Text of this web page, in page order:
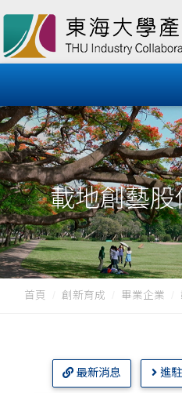
載地創藝
首頁 創新育成 畢業企業
最新消息 進